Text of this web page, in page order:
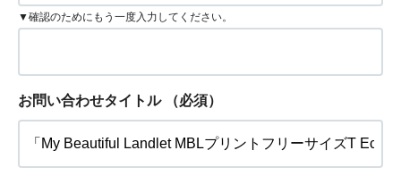
▼確認のためにもう一度入力してください。
お問い合わせタイトル （必須）